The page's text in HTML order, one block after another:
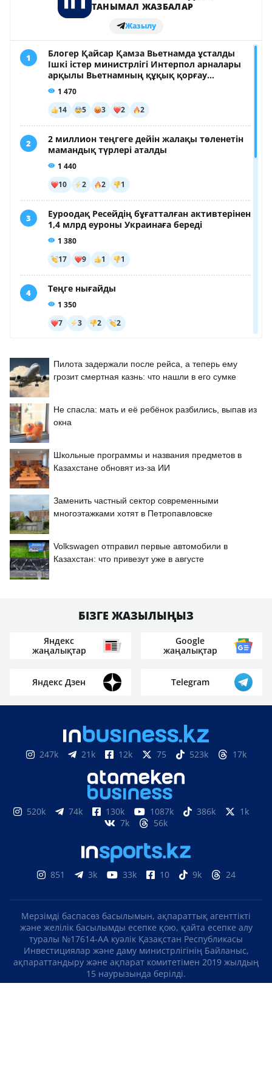
Пилота задержали после рейса, а теперь ему
грозит смертная казнь: что нашли в его сумке
Не спасла: мать и её ребёнок разбились, выпав из
окна
Школьные программы и названия предметов в
Казахстане обновят из-за ИИ
Заменить частный сектор современными
многоэтажками хотят в Петропавловске
Volkswagen отправил первые автомобили в
Казахстан: что привезут уже в августе
БІЗГЕ ЖАЗЫЛЫҢЫЗ
Яндекс
жаңалықтар
Google
жаңалықтар
Яндекс Дзен Telegram
247k 21k 12k 75 523k 17k
520k 74k 130k 1087k 386k
1k
7k
56k
851 3k 33k 10 9k 24
Мерзімді баспасөз басылымын, ақпараттық агенттікті
және желілік басылымды есепке қою, қайта есепке алу
туралы №17614-АА куәлік Қазақстан Республикасы
Инвестициялар және даму министрлігінің Байланыс,
ақпараттандыру және ақпарат комитетімен 2019 жылдың
15 наурызында берілді.